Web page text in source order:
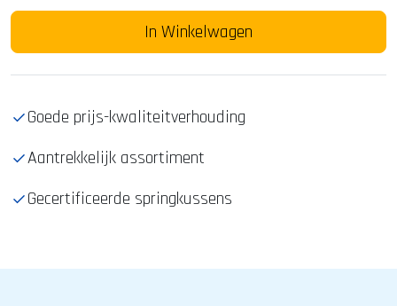
In Winkelwagen
Goede prijs-kwaliteitverhouding
Aantrekkelijk assortiment
Gecertificeerde springkussens